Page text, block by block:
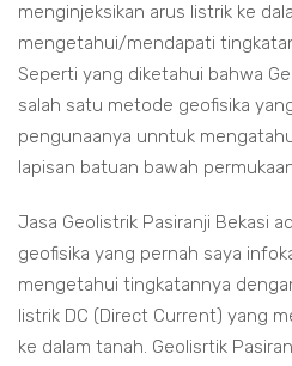
menginjeksikan arus listrik ke
mengetahui/mendapati
Seperti yang diketahui bahwa
salah satu metode geofisika
pengunaanya unntuk
lapisan batuan bawah
Jasa Geolistrik Pasiranji Bekasi
geofisika yang pernah saya
mengetahui tingkatannya
listrik DC (Direct Current) yang
ke dalam tanah. Geolisrtik